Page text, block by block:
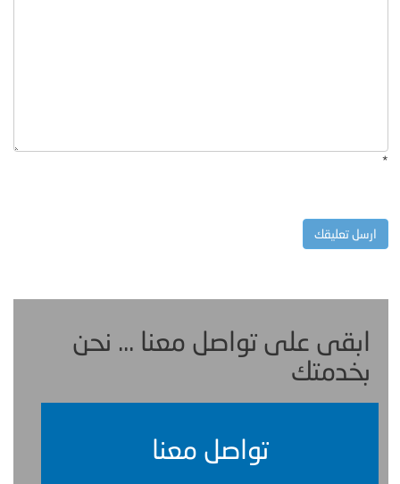
*
ابقى على تواصل معنا ... نحن
بخدمتك
تواصل معنا